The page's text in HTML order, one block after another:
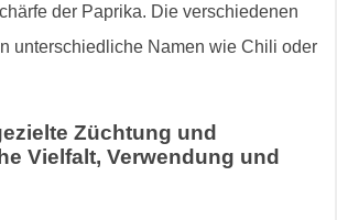
der Paprika. Die verschiedenen
unterschiedliche Namen wie Chili oder
Züchtung und
Vielfalt, Verwendung und